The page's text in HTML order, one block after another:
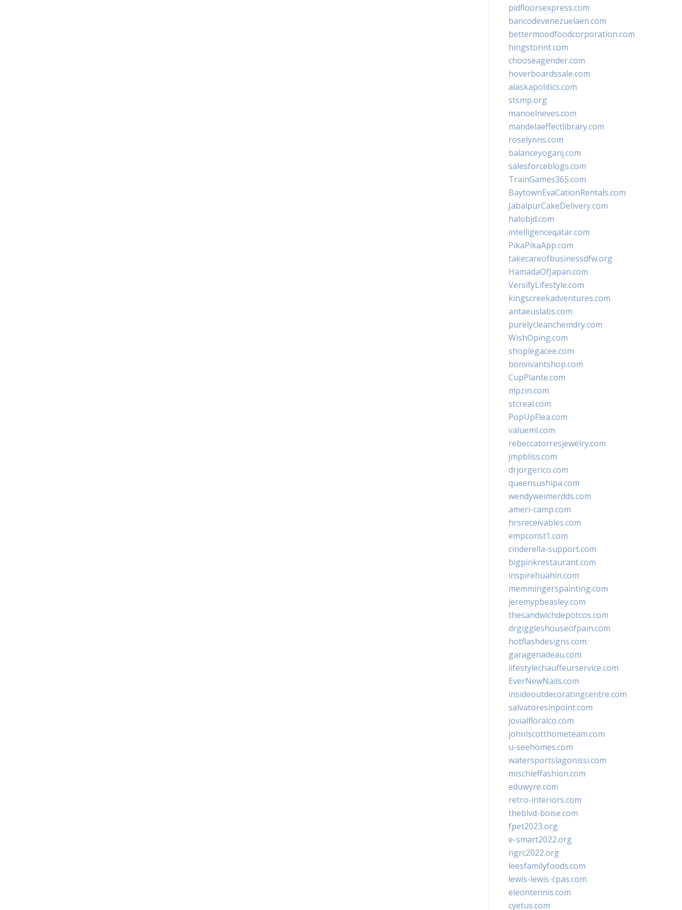
pidfloorsexpress.com
bancodevenezuelaen.com
bettermoodfoodcorporation.com
hingstonnt.com
chooseagender.com
hoverboardssale.com
alaskapolitics.com
stsmp.org
manoelneves.com
mandelaeffectlibrary.com
roselynns.com
balanceyoganj.com
salesforceblogs.com
TrainGames365.com
BaytownEvaCationRentals.com
JabalpurCakeDelivery.com
halobjd.com
intelligenceqatar.com
PikaPikaApp.com
takecareofbusinessdfw.org
HamadaOfJapan.com
VersifyLifestyle.com
kingscreekadventures.com
antaeuslabs.com
purelycleanchemdry.com
WishOping.com
shoplegacee.com
bonvivantshop.com
CupPlante.com
mpzin.com
stcreal.com
PopUpFlea.com
valueml.com
rebeccatorresjewelry.com
jmpbliss.com
drjorgerico.com
queensushipa.com
wendyweimerdds.com
ameri-camp.com
hrsreceivables.com
empconst1.com
cinderella-support.com
bigpinkrestaurant.com
inspirehuahin.com
memmingerspainting.com
jeremypbeasley.com
thesandwichdepotcos.com
drgiggleshouseofpain.com
hotflashdesigns.com
garagenadeau.com
lifestylechauffeurservice.com
EverNewNails.com
insideoutdecoratingcentre.com
salvatoresinpoint.com
jovialfloralco.com
johnlscotthometeam.com
u-seehomes.com
watersportslagonissi.com
mischieffashion.com
eduwyre.com
retro-interiors.com
theblvd-boise.com
fpet2023.org
e-smart2022.org
ngrc2022.org
leesfamilyfoods.com
lewis-lewis-cpas.com
eleontennis.com
cyetus.com